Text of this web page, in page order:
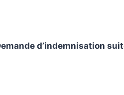
d’indemnisation